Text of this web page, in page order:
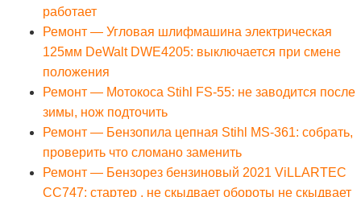
работает
Ремонт — Угловая шлифмашина электрическая
125мм DeWalt DWE4205: выключается при смене
положения
Ремонт — Мотокоса Stihl FS-55: не заводится после
зимы, нож подточить
Ремонт — Бензопила цепная Stihl MS-361: собрать,
проверить что сломано заменить
Ремонт — Бензорез бензиновый 2021 ViLLARTEC
CC747: стартер , не скыдвает обороты не скыдвает